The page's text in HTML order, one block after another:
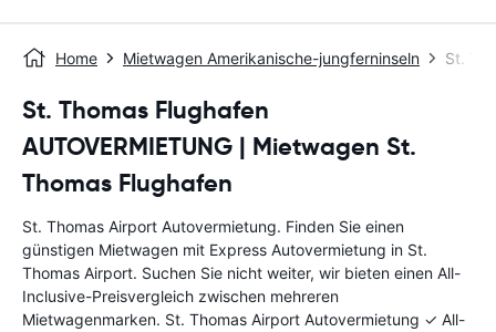
Home Mietwagen Amerikanische-jungferninseln St.
St. Thomas Flughafen
AUTOVERMIETUNG | Mietwagen St.
Thomas Flughafen
St. Thomas Airport Autovermietung. Finden Sie einen
günstigen Mietwagen mit Express Autovermietung in St.
Thomas Airport. Suchen Sie nicht weiter, wir bieten einen All-
Inclusive-Preisvergleich zwischen mehreren
Mietwagenmarken. St. Thomas Airport Autovermietung ✓ All-